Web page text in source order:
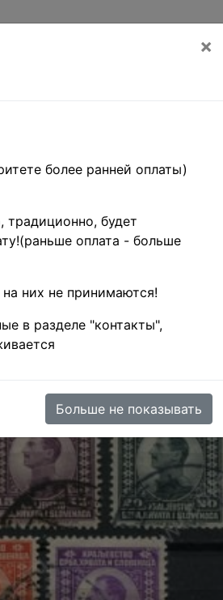
• 2 p. - 10
• 1-й
VF
Product
×
более ранней оплаты)
традиционно, будет
оплата - больше
них не принимаются!
в разделе "контакты",
Больше не показывать